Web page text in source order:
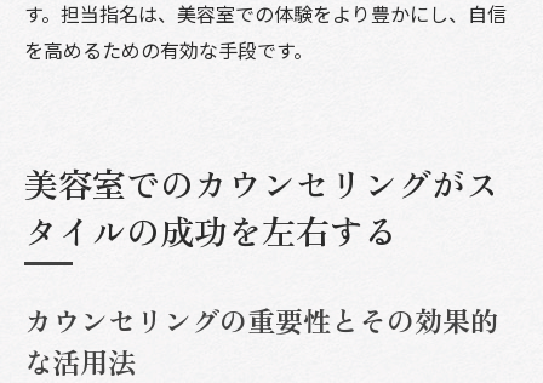
す。担当指名は、美容室での体験をより豊かにし、自信
を高めるための有効な手段です。
美容室でのカウンセリングがス
タイルの成功を左右する
カウンセリングの重要性とその効果的
な活用法